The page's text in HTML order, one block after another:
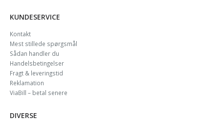
KUNDESERVICE
Kontakt
Mest stillede spørgsmål
Sådan handler du
Handelsbetingelser
Fragt & leveringstid
Reklamation
ViaBill – betal senere
DIVERSE